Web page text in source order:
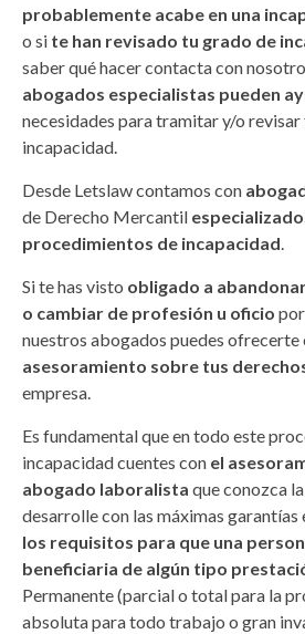
probablemente acabe en una
o si te han revisado tu grado de
saber qué hacer contacta con
abogados especialistas pueden
necesidades para tramitar y/o
incapacidad.
Desde Letslaw contamos con
de Derecho Mercantil
procedimientos de incapacidad.
Si te has visto obligado a
o cambiar de profesión u oficio
nuestros abogados puedes ofrecerte
asesoramiento sobre tus
empresa.
Es fundamental que en todo este
incapacidad cuentes con el
abogado laboralista que conozca
desarrolle con las máximas garantías
los requisitos para que una
beneficiaria de algún tipo
Permanente (parcial o total para la
absoluta para todo trabajo o gran